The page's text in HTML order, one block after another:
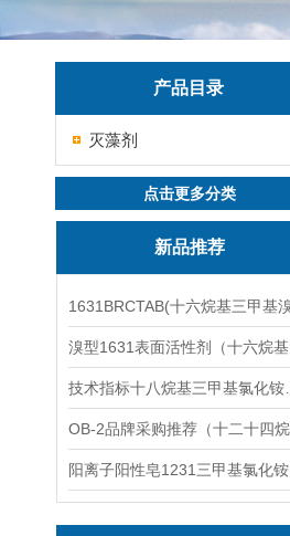
产品目录
灭藻剂
点击更多分类
新品推荐
阳离子阳性皂1231三甲基氯化铵